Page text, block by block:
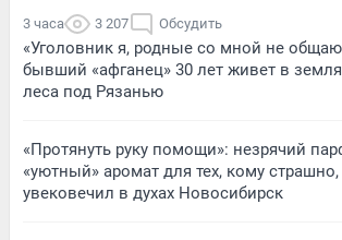
3 часа 3 207 Обсудить
«Уголовник я, родные со мной не
бывший «афганец» 30 лет живет в
леса под Рязанью
«Протянуть руку помощи»: незрячий
«уютный» аромат для тех, кому
увековечил в духах Новосибирск